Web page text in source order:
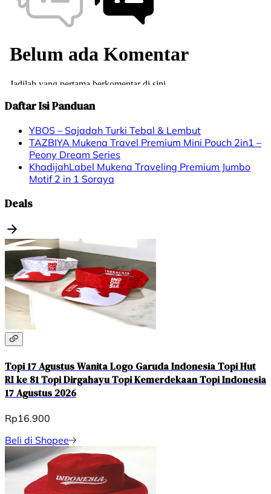
Daftar Isi Panduan
YBOS – Sajadah Turki Tebal & Lembut
TAZBIYA Mukena Travel Premium Mini Pouch 2in1 –
Peony Dream Series
KhadijahLabel Mukena Traveling Premium Jumbo
Motif 2 in 1 Soraya
Deals
Topi 17 Agustus Wanita Logo Garuda Indonesia Topi Hut
RI ke 81 Topi Dirgahayu Topi Kemerdekaan Topi Indonesia
17 Agustus 2026
Rp16.900
Beli di Shopee